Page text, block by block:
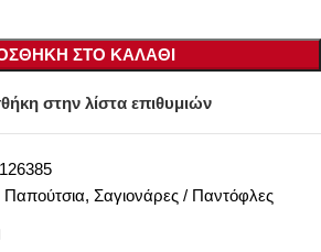
ΣΤΟ ΚΑΛΆΘΙ
στην λίστα επιθυμιών
Παπούτσια, Σαγιονάρες / Παντόφλες